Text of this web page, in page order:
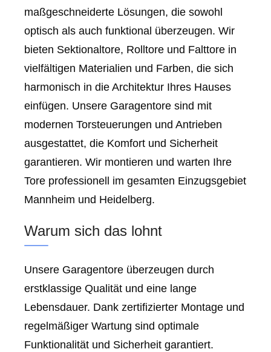
maßgeschneiderte Lösungen, die sowohl
optisch als auch funktional überzeugen. Wir
bieten Sektionaltore, Rolltore und Falttore in
vielfältigen Materialien und Farben, die sich
harmonisch in die Architektur Ihres Hauses
einfügen. Unsere Garagentore sind mit
modernen Torsteuerungen und Antrieben
ausgestattet, die Komfort und Sicherheit
garantieren. Wir montieren und warten Ihre
Tore professionell im gesamten Einzugsgebiet
Mannheim und Heidelberg.
Warum sich das lohnt
Unsere Garagentore überzeugen durch
erstklassige Qualität und eine lange
Lebensdauer. Dank zertifizierter Montage und
regelmäßiger Wartung sind optimale
Funktionalität und Sicherheit garantiert.